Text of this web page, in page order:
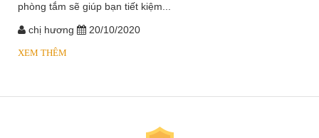
phòng tắm sẽ giúp bạn tiết kiệm...
chị hương 20/10/2020
XEM THÊM